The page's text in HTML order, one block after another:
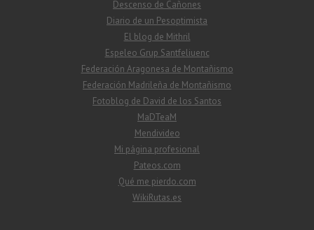
Descenso de Cañones
Diario de un Pesoptimista
El blog de Mithril
Espeleo Grup Santfeliuenc
Federación Aragonesa de Montañismo
Federación Madrileña de Montañismo
Fotoblog de David de los Santos
MaDTeaM
Mendivideo
Mi página profesional
Pateos.com
Qué me pierdo.com
WikiRutas.es